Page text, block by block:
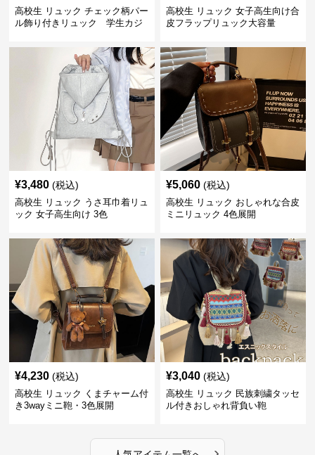
高校生 リュック チェック柄パー
ル飾り付きリュック 学生カジ
高校生 リュック 女子高生向け合
皮フラップリュック大容量
¥3,480 (税込)
高校生 リュック うさ耳巾着リュ
ック 女子高生向け 3色
¥5,060 (税込)
高校生 リュック おしゃれな合皮
ミニリュック 4色展開
¥4,230 (税込)
高校生 リュック くまチャーム付
き3wayミニ鞄・3色展開
¥3,040 (税込)
高校生 リュック 民族刺繍タッセ
ル付きおしゃれ背負い鞄